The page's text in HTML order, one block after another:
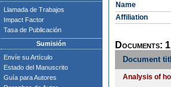
Llamada de Trabajos
Impact Factor
Tasa de Publicación
Sumisión
Envíe su Artículo
Estado del Manuscrito
Guía para Autores
Name
Affiliation
Documents: 1
Document
Analysis of